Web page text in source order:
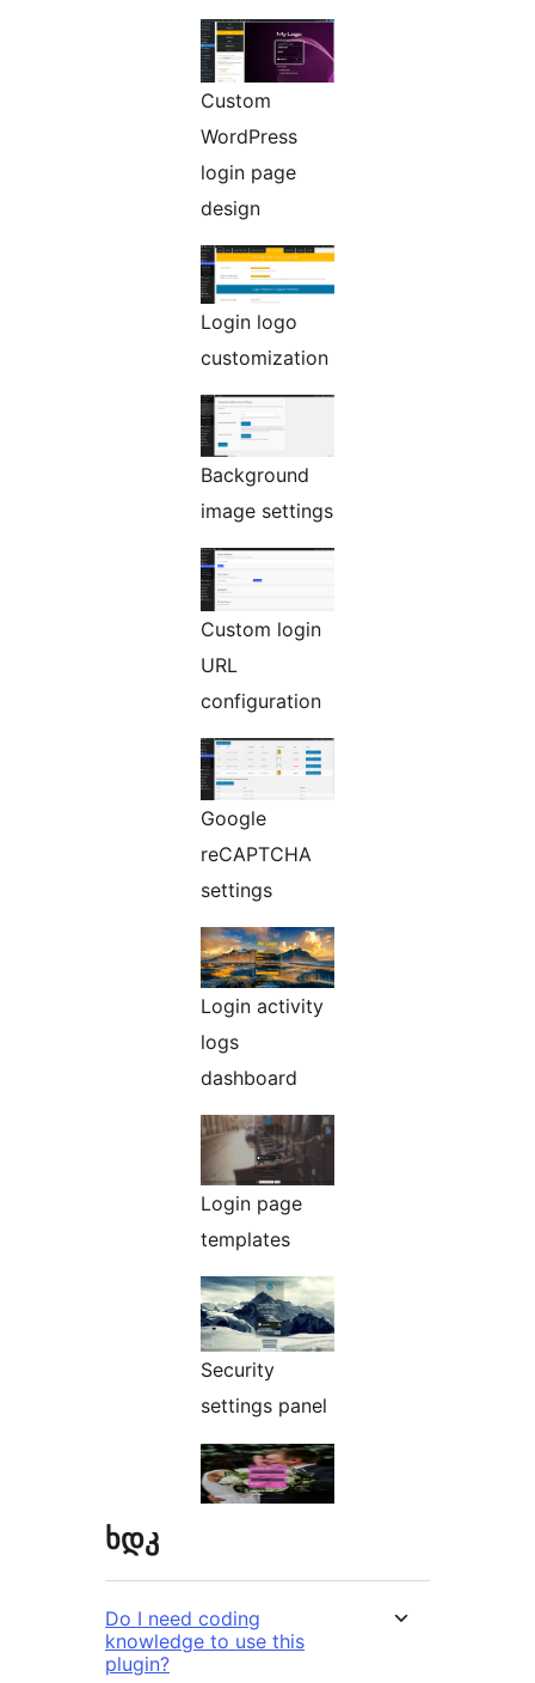
Custom
WordPress
login page
design
Login logo
customization
Background
image settings
Custom login
URL
configuration
Google
reCAPTCHA
settings
Login activity
logs
dashboard
Login page
templates
Security
settings panel
ხდკ
Do I need coding
knowledge to use this
plugin?